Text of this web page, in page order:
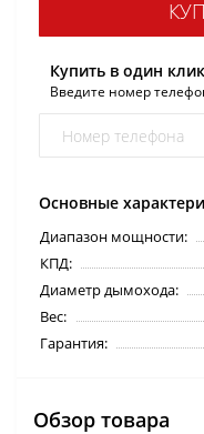
Основные
Диапазон мощности:
КПД:
Диаметр дымохода:
Вес:
Гарантия:
Купить в один клик
Введите номер
Обзор товара